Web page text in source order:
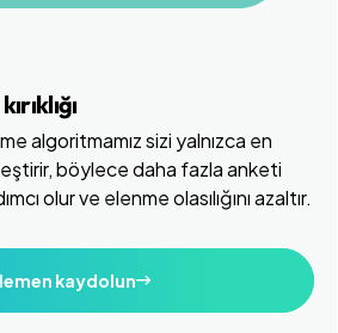
algoritmamız sizi yalnızca en
böylece daha fazla anketi
olur ve elenme olasılığını azaltır.
kaydolun